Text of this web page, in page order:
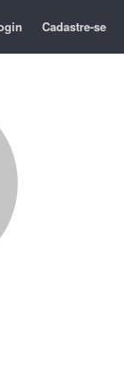
Cadastre-se